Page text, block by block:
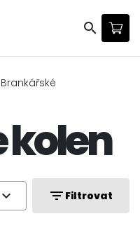
search
Brankářské
kolen
expand_more filter_list Filtrovat